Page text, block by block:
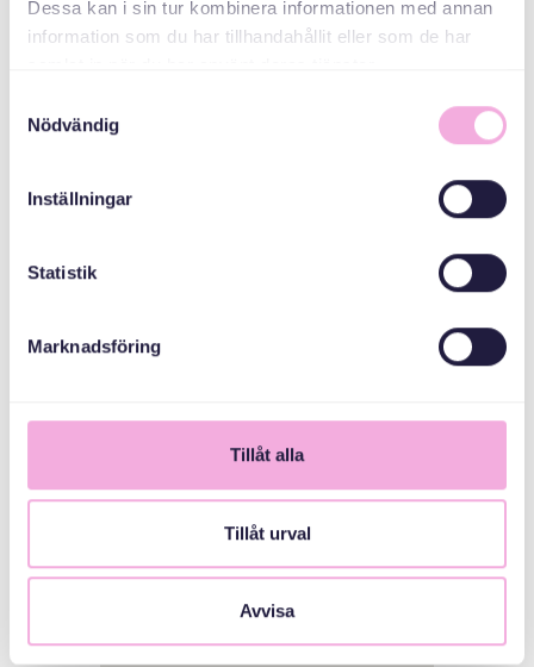
Dessa kan i sin tur kombinera informationen med annan
information som du har tillhandahållit eller som de har
Nödvändig
Inställningar
Statistik
Marknadsföring
Tillåt alla
Tillåt urval
Avvisa